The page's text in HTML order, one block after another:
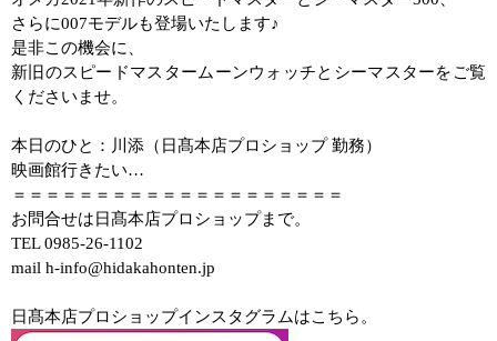
さらに007モデルも登場いたします♪
是非この機会に、
新旧のスピードマスタームーンウォッチとシーマスターをご覧
くださいませ。
本日のひと： 川添（日髙本店プロショップ 勤務）
映画館行きたい…
＝＝＝＝＝＝＝＝＝＝＝＝＝＝＝＝＝＝＝＝
お問合せは日髙本店プロショップまで。
TEL 0985-26-1102
mail h-info@hidakahonten.jp
日髙本店プロショップインスタグラムはこちら。